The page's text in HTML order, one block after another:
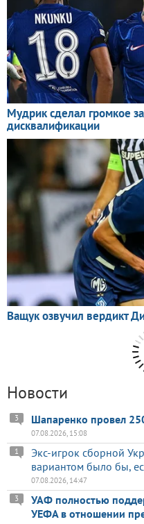
Новости
Шапаренко провел
3
07.08.2026, 15:08
Экс-игрок сборной
вариантом было бы,
1
07.08.2026, 14:47
УАФ полностью
УЕФА в отношении
3